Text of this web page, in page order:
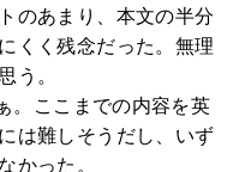
のあまり、本文の半分
くく残念だった。無理
う。
。ここまでの内容を英
は難しそうだし、いず
かった。